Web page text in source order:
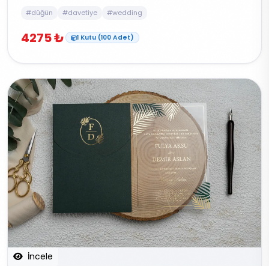
#düğün #davetiye #wedding
4275 ₺ 1 Kutu (100 Adet)
İncele